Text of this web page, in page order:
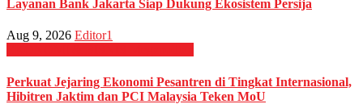
Layanan Bank Jakarta Siap Dukung Ekosistem Persija
Aug 9, 2026 Editor1
Perkuat Jejaring Ekonomi Pesantren di Tingkat Internasional,
Hibitren Jaktim dan PCI Malaysia Teken MoU